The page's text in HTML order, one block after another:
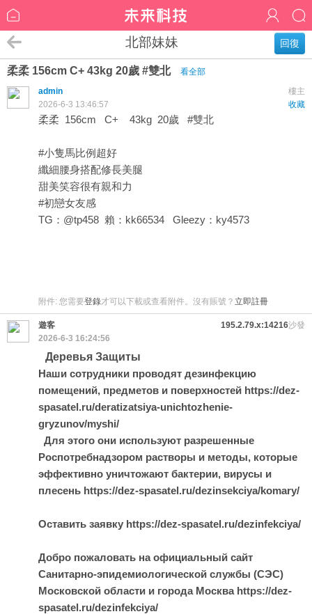
回復
北部妹妹
柔柔 156cm C+ 43kg 20歲 #雙北
看全部
樓主
admin
收藏
2026-6-3 13:46:57
柔柔 156cm C+ 43kg 20歲 #雙北
#小隻馬比例超好
纖細腰身搭配修長美腿
甜美笑容很有親和力
#初戀女友感
TG：@tp458 賴：kk66534 Gleezy：ky4573
附件: 您需要登錄才可以下載或查看附件。沒有賬號？ 立即註冊
沙發
遊客
195.2.79.x:14216
2026-6-3 16:24:56
Деревья Защиты
Наши сотрудники проводят дезинфекцию
помещений, предметов и поверхностей https://dez-
spasatel.ru/deratizatsiya-unichtozhenie-
gryzunov/myshi/
Для этого они используют разрешенные
Роспотребнадзором растворы и методы, которые
эффективно уничтожают бактерии, вирусы и
плесень https://dez-spasatel.ru/dezinsekciya/komary/
Оставить заявку https://dez-spasatel.ru/dezinfekciya/
Добро пожаловать на официальный сайт
Санитарно-эпидемиологической службы (СЭС)
Московской области и города Москва https://dez-
spasatel.ru/dezinfekciya/